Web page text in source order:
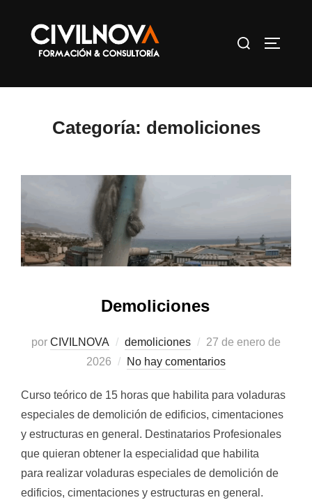
contenido
Buscar:
Categoría: demoliciones
Demoliciones
por CIVILNOVA demoliciones
Publicado
el
27 de enero de
2026
No hay comentarios
Curso teórico de 15 horas que habilita para voladuras
especiales de demolición de edificios, cimentaciones
y estructuras en general. Destinatarios Profesionales
que quieran obtener la especialidad que habilita
para realizar voladuras especiales de demolición de
edificios, cimentaciones y estructuras en general.